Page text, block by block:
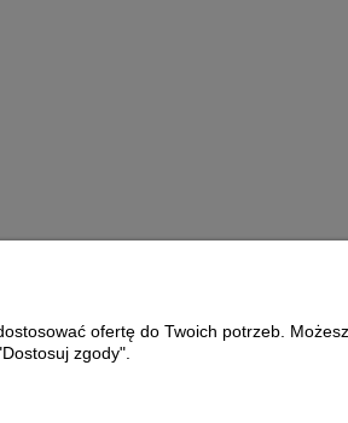
O nas
ofertę do Twoich potrzeb.
zgody".